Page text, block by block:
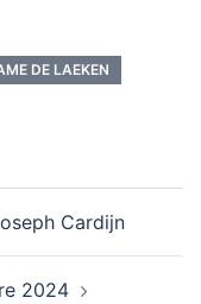
DE LAEKEN
Cardijn
2024